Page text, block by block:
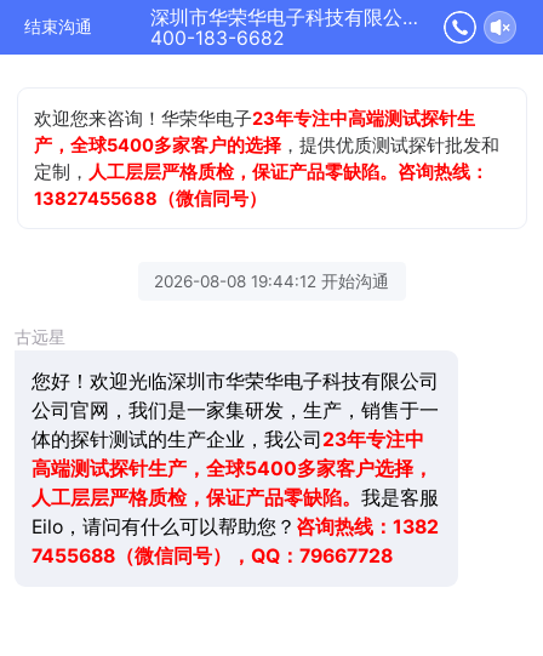
结束沟通
深圳市华荣华电子科技有限公司正在为您服务
400-183-6682
欢迎您来咨询！华荣华电子23年专注中高端测试探针生
产，全球5400多家客户的选择 ，提供优质测试探针批发和
定制， 人工层层严格质检，保证产品零缺陷。咨询热线：
13827455688（微信同号）
2026-08-08 19:44:12 开始沟通
古远星
您好！欢迎光临深圳市华荣华电子科技有限公司
公司官网，我们是一家集研发，生产，销售于一
体的探针测试的生产企业，我公司23年专注中
高端测试探针生产，全球5400多家客户选择，
人工层层严格质检，保证产品零缺陷。 我是客服
Eilo，请问有什么可以帮助您？ 咨询热线：1382
7455688（微信同号），QQ：79667728